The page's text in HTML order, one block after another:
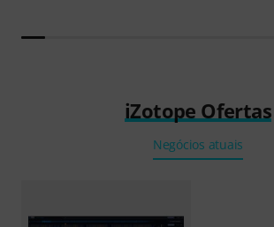
iZotope Ofertas
Negócios atuais